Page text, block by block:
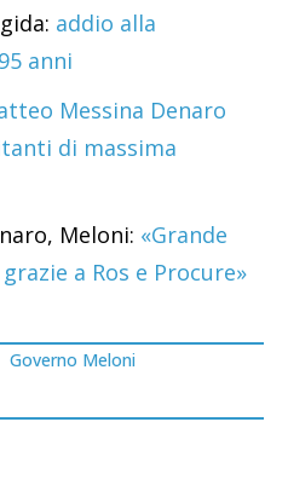
addio alla
anni
Messina Denaro
di massima
Meloni: «Grande
a Ros e Procure»
Governo Meloni